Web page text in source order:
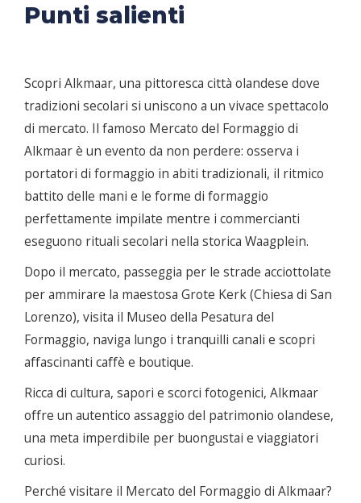
Punti salienti
Scopri Alkmaar, una pittoresca città olandese dove
tradizioni secolari si uniscono a un vivace spettacolo
di mercato. Il famoso Mercato del Formaggio di
Alkmaar è un evento da non perdere: osserva i
portatori di formaggio in abiti tradizionali, il ritmico
battito delle mani e le forme di formaggio
perfettamente impilate mentre i commercianti
eseguono rituali secolari nella storica Waagplein.
Dopo il mercato, passeggia per le strade acciottolate
per ammirare la maestosa Grote Kerk (Chiesa di San
Lorenzo), visita il Museo della Pesatura del
Formaggio, naviga lungo i tranquilli canali e scopri
affascinanti caffè e boutique.
Ricca di cultura, sapori e scorci fotogenici, Alkmaar
offre un autentico assaggio del patrimonio olandese,
una meta imperdibile per buongustai e viaggiatori
curiosi.
Perché visitare il Mercato del Formaggio di Alkmaar?